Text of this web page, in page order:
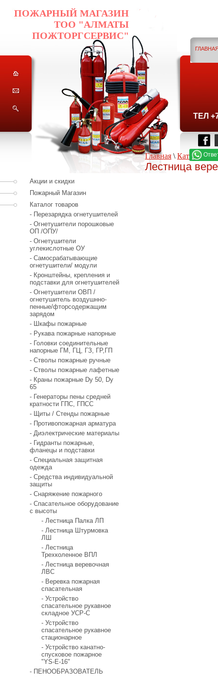
ТЕЛ
ПОЖАРНЫЙ МАГАЗИН
ТОО "АЛМАТЫ
ПОЖТОРГСЕРВИС"
Главная \ Каталог
Лестница
Акции и скидки
Пожарный Магазин
Каталог товаров
- Перезарядка огнетушителей
- Огнетушители порошковые
ОП /ОПУ/
- Огнетушители
углекислотные ОУ
- Самосрабатывающие
огнетушители/ модули
- Кронштейны, крепления и
подставки для огнетушителей
- Огнетушители ОВП /
огнетушитель воздушнно-
пенные/фторсодержащим
зарядом
- Шкафы пожарные
- Рукава пожарные напорные
- Головки соединительные
напорные ГМ, ГЦ, ГЗ, ГР,ГП
- Стволы пожарные ручные
- Стволы пожарные лафетные
- Краны пожарные Dy 50, Dy
65
- Генераторы пены средней
кратности ГПС, ГПСС
- Щиты / Стенды пожарные
- Противопожарная арматура
- Диэлектрические материалы
- Гидранты пожарные,
фланецы и подставки
- Специальная защитная
одежда
- Средства индивидуальной
защиты
- Снаряжение пожарного
- Спасательное оборудование
с высоты
- Лестница Палка ЛП
- Лестница Штурмовка
ЛШ
- Лестница
Трехколенное ВПЛ
- Лестница веревочная
ЛВС
- Веревка пожарная
спасательная
- Устройство
спасательное рукавное
складное УСР-С
- Устройство
спасательное рукавное
стационарное
- Устройство канатно-
спусковое пожарное
"YS-E-16"
- ПЕНООБРАЗОВАТЕЛЬ